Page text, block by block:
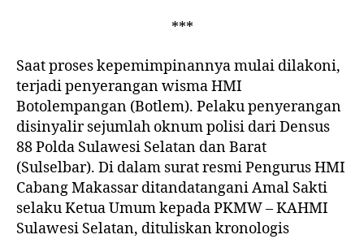
***
Saat proses kepemimpinannya mulai dilakoni,
terjadi penyerangan wisma HMI
Botolempangan (Botlem). Pelaku penyerangan
disinyalir sejumlah oknum polisi dari Densus
88 Polda Sulawesi Selatan dan Barat
(Sulselbar). Di dalam surat resmi Pengurus HMI
Cabang Makassar ditandatangani Amal Sakti
selaku Ketua Umum kepada PKMW – KAHMI
Sulawesi Selatan, dituliskan kronologis